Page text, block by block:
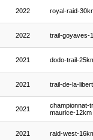
2022 royal-raid-
2022 trail-goyaves-
2021 dodo-trail-
2021 trail-de-la-
2021
championnat-
maurice-12km
2021 raid-west-